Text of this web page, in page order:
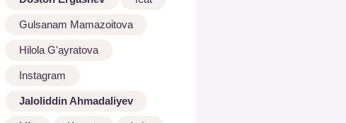
Gulsanam Mamazoitova
Hilola G'ayratova
Instagram
Jaloliddin Ahmadaliyev